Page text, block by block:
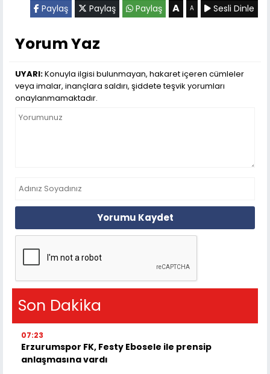
Paylaş Paylaş Paylaş A A Sesli Dinle
Yorum Yaz
UYARI:Konuyla ilgisi bulunmayan, hakaret içeren cümleler
veya imalar, inançlara saldırı, şiddete teşvik yorumları
onaylanmamaktadır.
Yorumu Kaydet
Son Dakika
07:23
Erzurumspor FK, Festy Ebosele ile prensip
anlaşmasına vardı